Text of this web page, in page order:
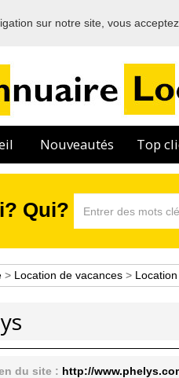
Nouveautés Top
Qui?
> Location de vacances >
du site : http://
sur notre site, vous